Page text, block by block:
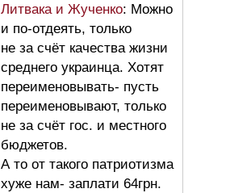
Литвака и Жученко: Можно
и по-отдеять, только
не за счёт качества жизни
среднего украинца. Хотят
переименовывать- пусть
переименовывают, только
не за счёт гос. и местного
бюджетов.
А то от такого патриотизма
хуже нам- заплати 64грн.